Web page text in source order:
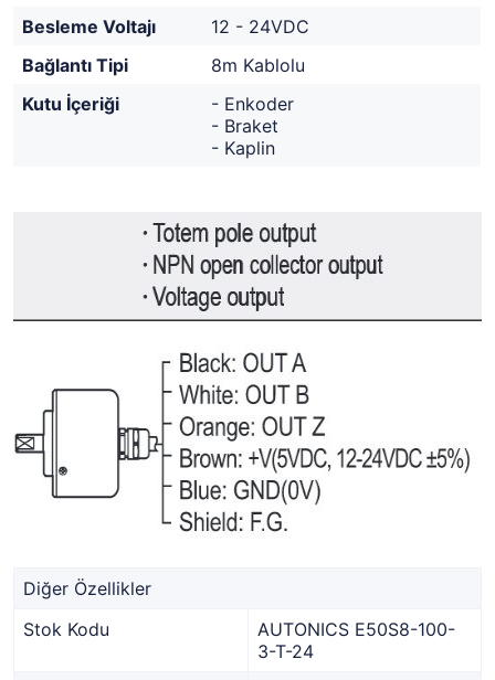
Besleme Voltajı
12 - 24VDC
Bağlantı Tipi
8m Kablolu
Kutu İçeriği
- Enkoder
- Braket
- Kaplin
Diğer Özellikler
Stok Kodu
AUTONICS E50S8-100-
3-T-24